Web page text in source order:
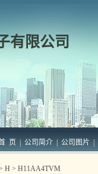
有限公司
页 公司简介 公司图片
H > H11AA4TVM